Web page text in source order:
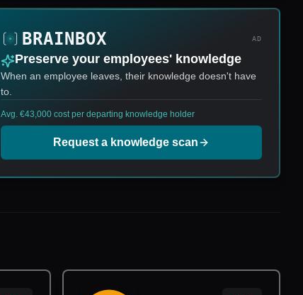
AD
Preserve your employees' knowledge
When an employee leaves, their knowledge doesn't have
to.
Avg. €43,000 cost per departing knowledge holder
Request a knowledge scan